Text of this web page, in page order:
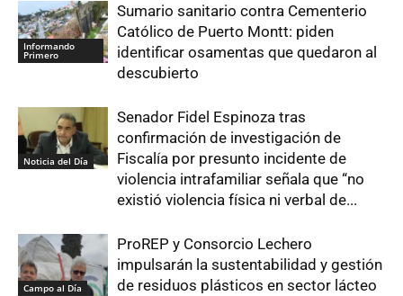
Informando
Primero
Sumario sanitario contra Cementerio
Católico de Puerto Montt: piden
identificar osamentas que quedaron al
descubierto
Noticia del Día
Senador Fidel Espinoza tras
confirmación de investigación de
Fiscalía por presunto incidente de
violencia intrafamiliar señala que “no
existió violencia física ni verbal de...
Campo al Día
ProREP y Consorcio Lechero
impulsarán la sustentabilidad y gestión
de residuos plásticos en sector lácteo